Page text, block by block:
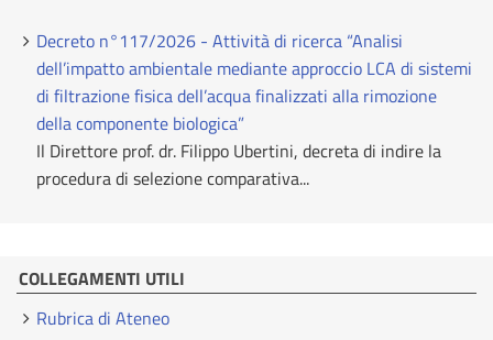
Decreto n°117/2026 - Attività di ricerca “Analisi
dell’impatto ambientale mediante approccio LCA di sistemi
di filtrazione fisica dell’acqua finalizzati alla rimozione
della componente biologica”
Il Direttore prof. dr. Filippo Ubertini, decreta di indire la
procedura di selezione comparativa...
COLLEGAMENTI UTILI
Rubrica di Ateneo